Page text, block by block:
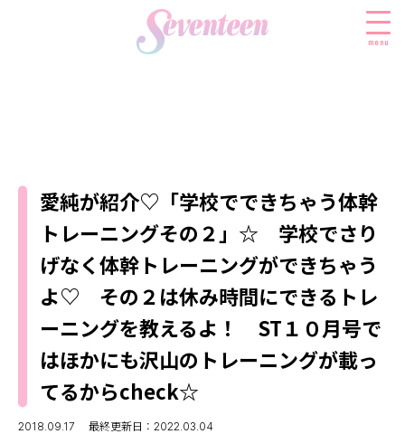
menu
FASHION
ファッションニュース
モデル私服
着回し
着痩せ
BEAUTY
ビューティニュース
トレンドメイク
ベストコスメ
ヘアアレンジ・ヘアケア
スキンケア
ボディケア
SCHOOL
スクールニュース
制服コーデ
勉強・受験・進路
ENTERTAINMENT
エンタメニュース
なにわ男子
K-POP
LIFESTYLE
ライフスタイルニュース
JKランキング・アワード
モデルの購入品
JK TREND
JKトレンドニュース
MODELS
愛純が紹介♡「学校でできちゃう体幹
トレーニングその２」☆ 学校でさり
げなく体幹トレーニングができちゃう
よ♡ その２は休み時間にできるトレ
ーニングを教えるよ！ ST１０月号で
はほかにも沢山のトレーニングが載っ
てるからcheck☆
2018.09.17 最終更新日：2022.03.04